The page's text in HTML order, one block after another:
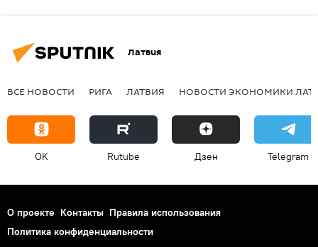
Латвия
ВСЕ НОВОСТИ РИГА ЛАТВИЯ НОВОСТИ ЭКОНОМИКИ
OK Rutube Дзен Telegram
О проекте Контакты Правила использования
Политика конфиденциальности